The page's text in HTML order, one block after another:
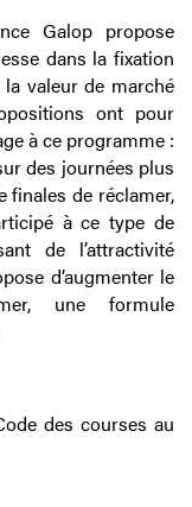
Galop propose
dans la fixation
valeur de marché
ont pour
à ce programme :
des journées plus
finales de réclamer,
à ce type de
de l’attractivité
d’augmenter le
une formule
des courses au